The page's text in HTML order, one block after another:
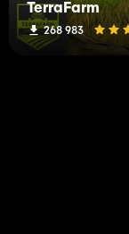
TerraFarm
268 983